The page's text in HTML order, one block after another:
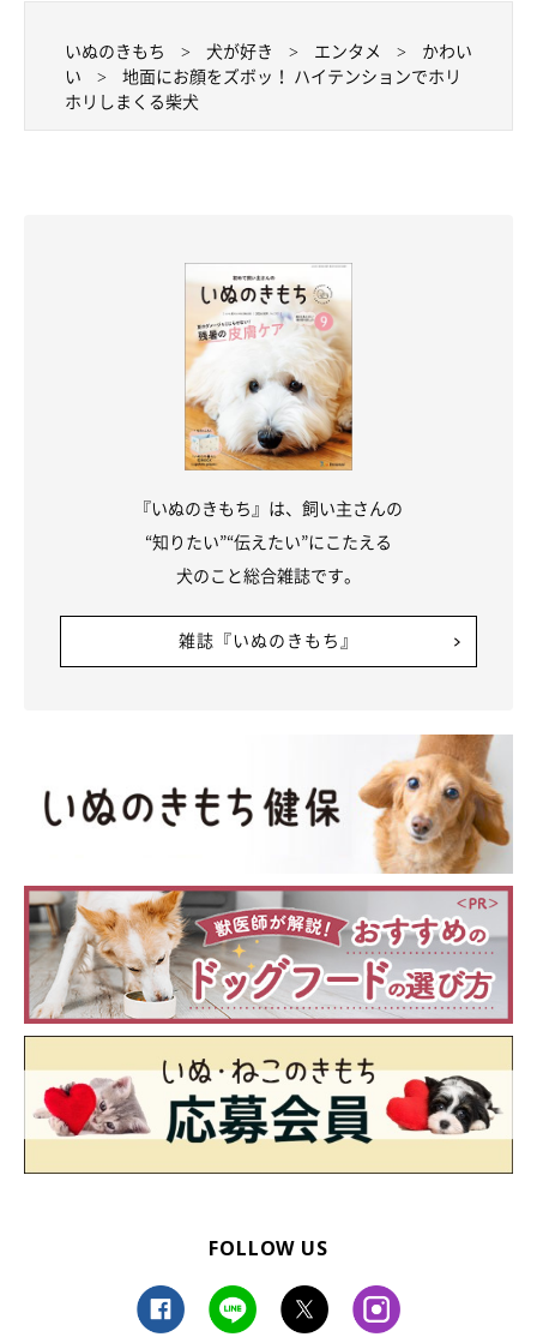
いぬのきもち 犬が好き エンタメ
かわい
い
地面にお顔をズボッ！ ハイテンションでホリ
ホリしまくる柴犬
『いぬのきもち』は、飼い主さんの
“知りたい”“伝えたい”にこたえる
犬のこと総合雑誌です。
雑誌『いぬのきもち』
FOLLOW US